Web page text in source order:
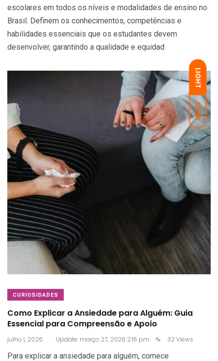
LIGHT
DARK
escolares em todos os níveis e modalidades de ensino no
Brasil. Definem os conhecimentos, competências e
habilidades essenciais que os estudantes devem
desenvolver, garantindo a qualidade e equidad
CURIOSIDADES
Como Explicar a Ansiedade para Alguém: Guia
Essencial para Compreensão e Apoio
julho 1, 2026 . Update: março 27, 2026 2:16 pm 32 Views
Para explicar a ansiedade para alguém, comece